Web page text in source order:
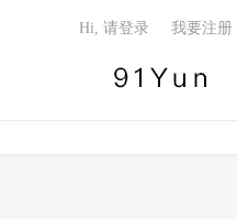
Hi, 请登录 我要注册